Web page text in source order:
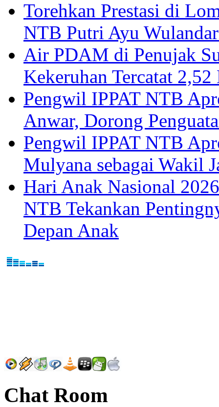
Torehkan Prestasi di
NTB Putri Ayu
Air PDAM di Penujak
Kekeruhan Tercatat
Pengwil IPPAT NTB
Anwar, Dorong
Pengwil IPPAT NTB
Mulyana sebagai Wakil
Hari Anak Nasional
NTB Tekankan
Depan Anak
Chat Room